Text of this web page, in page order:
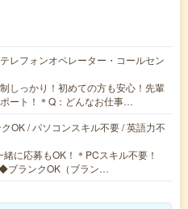
レフォンオペレーター・コールセン
しっかり！初めての方も安心！先輩
ート！＊Q：どんなお仕事…
OK / パソコンスキル不要 / 英語力不
に応募もOK！＊PCスキル不要！
ブランクOK（ブラン…